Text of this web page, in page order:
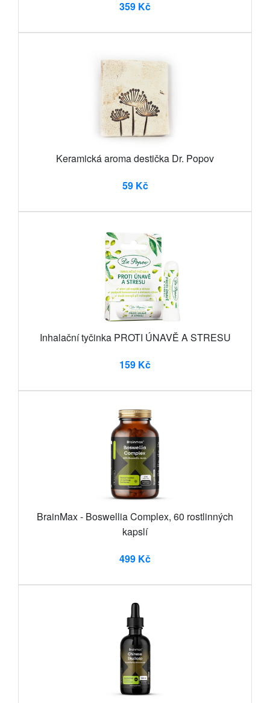
359 Kč
Keramická aroma destička Dr. Popov
59 Kč
Inhalační tyčinka PROTI ÚNAVĚ A STRESU
159 Kč
BrainMax - Boswellia Complex, 60 rostlinných
kapslí
499 Kč